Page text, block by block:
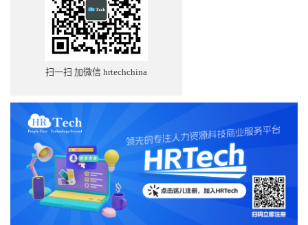
扫一扫 加微信 hrtechchina